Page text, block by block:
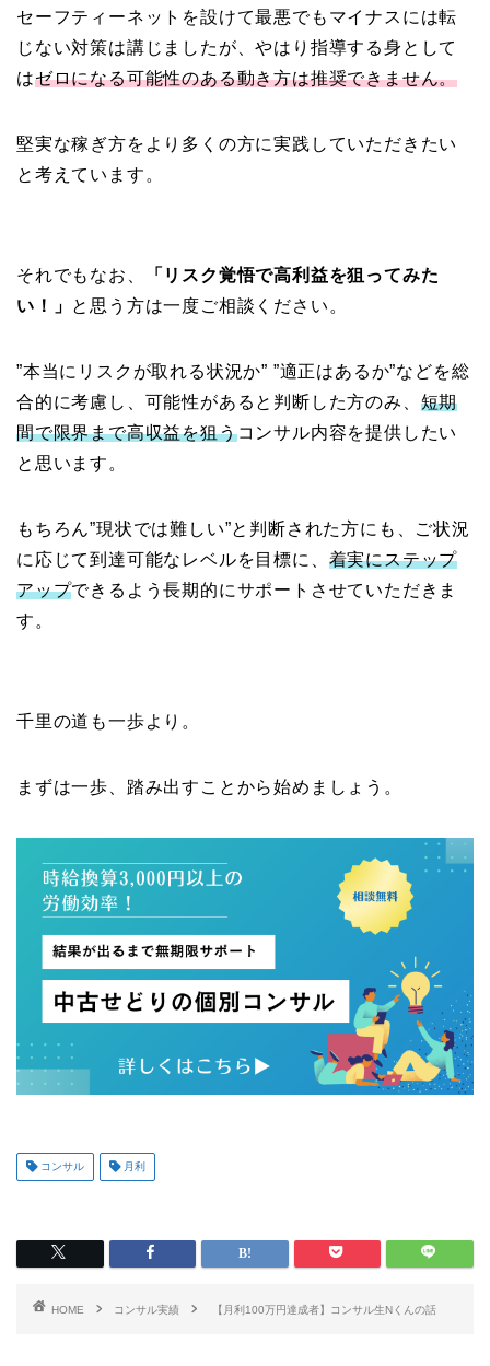
セーフティーネットを設けて最悪でもマイナスには転
じない対策は講じましたが、やはり指導する身として
はゼロになる可能性のある動き方は推奨できません。
堅実な稼ぎ方をより多くの方に実践していただきたい
と考えています。
それでもなお、
「リスク覚悟で高利益を狙ってみた
い！」 と思う方は一度ご相談ください。
”本当にリスクが取れる状況か” ”適正はあるか”などを総
合的に考慮し、可能性があると判断した方のみ、 短期
間で限界まで高収益を狙うコンサル内容を提供したい
と思います。
もちろん”現状では難しい”と判断された方にも、ご状況
に応じて到達可能なレベルを目標に、 着実にステップ
アップできるよう長期的にサポートさせていただきま
す。
千里の道も一歩より。
まずは一歩、踏み出すことから始めましょう。
コンサル 月利
HOME コンサル実績 【月利100万円達成者】コンサル生Nくんの話